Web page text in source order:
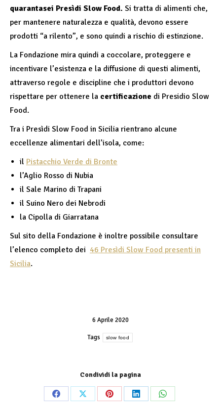
quarantasei Presìdi Slow Food. Si tratta di alimenti che,
per mantenere naturalezza e qualità, devono essere
prodotti “a rilento”, e sono quindi a rischio di estinzione.
La Fondazione mira quindi a coccolare, proteggere e
incentivare l’esistenza e la diffusione di questi alimenti,
attraverso regole e discipline che i produttori devono
rispettare per ottenere la certificazione di Presidio Slow
Food.
Tra i Presìdi Slow Food in Sicilia rientrano alcune
eccellenze alimentari dell’isola, come:
il Pistacchio Verde di Bronte
l’Aglio Rosso di Nubia
il Sale Marino di Trapani
il Suino Nero dei Nebrodi
la Cipolla di Giarratana
Sul sito della Fondazione è inoltre possibile consultare
l’elenco completo dei 46 Presìdi Slow Food presenti in
Sicilia.
6 Aprile 2020
Tags slow food
Condividi la pagina
Share
Share
Share
Share
Share